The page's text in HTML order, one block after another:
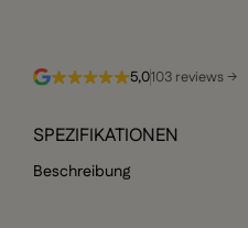
5,0103 reviews →
SPEZIFIKATIONEN
Beschreibung